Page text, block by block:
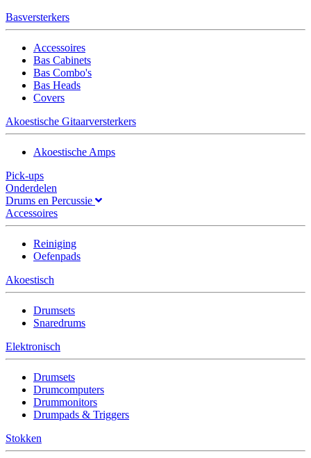
Basversterkers
Accessoires
Bas Cabinets
Bas Combo's
Bas Heads
Covers
Akoestische Gitaarversterkers
Akoestische Amps
Pick-ups
Onderdelen
Drums en Percussie
Accessoires
Reiniging
Oefenpads
Akoestisch
Drumsets
Snaredrums
Elektronisch
Drumsets
Drumcomputers
Drummonitors
Drumpads & Triggers
Stokken